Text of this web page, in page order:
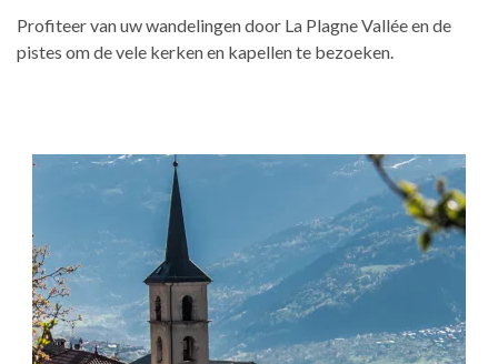
Profiteer van uw wandelingen door La Plagne Vallée en de
pistes om de vele kerken en kapellen te bezoeken.